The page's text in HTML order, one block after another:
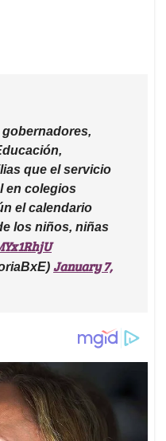
que el servicio
en colegios
el calendario
los niños, niñas
January 7,